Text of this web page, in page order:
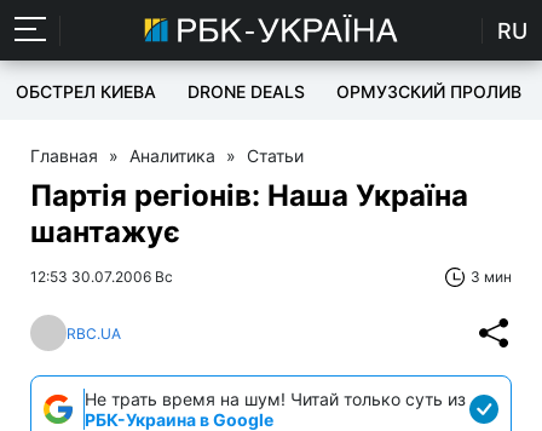
RU
ОБСТРЕЛ КИЕВА DRONE DEALS ОРМУЗСКИЙ ПРОЛИВ
Главная » Аналитика » Статьи
Партія регіонів: Наша Україна
шантажує
12:53 30.07.2006 Вс 3 мин
RBC.UA
Не трать время на шум! Читай только суть из
РБК-Украина в Google